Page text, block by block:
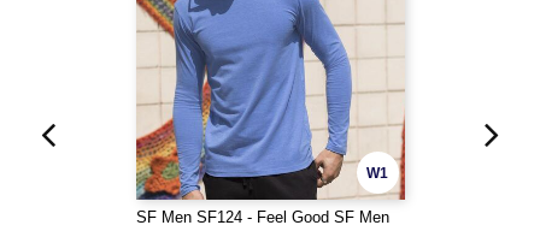
W1
SF Men SF124 - Feel Good SF Men